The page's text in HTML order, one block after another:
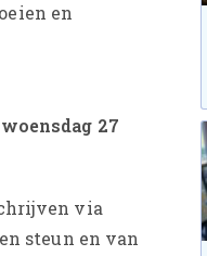
en
woensdag 27
via
steun en van